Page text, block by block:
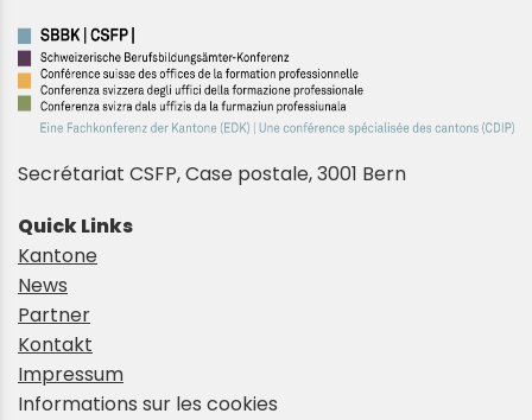
Secrétariat CSFP,Case postale, 3001 Bern
Quick Links
Kantone
News
Partner
Kontakt
Impressum
Informations sur les cookies